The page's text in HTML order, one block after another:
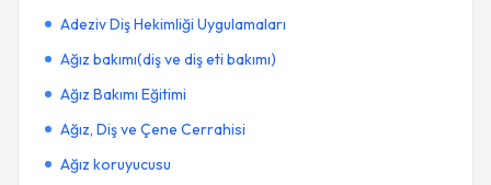
Adeziv Diş Hekimliği Uygulamaları
Ağız bakımı(diş ve diş eti bakımı)
Ağız Bakımı Eğitimi
Ağız, Diş ve Çene Cerrahisi
Ağız koruyucusu